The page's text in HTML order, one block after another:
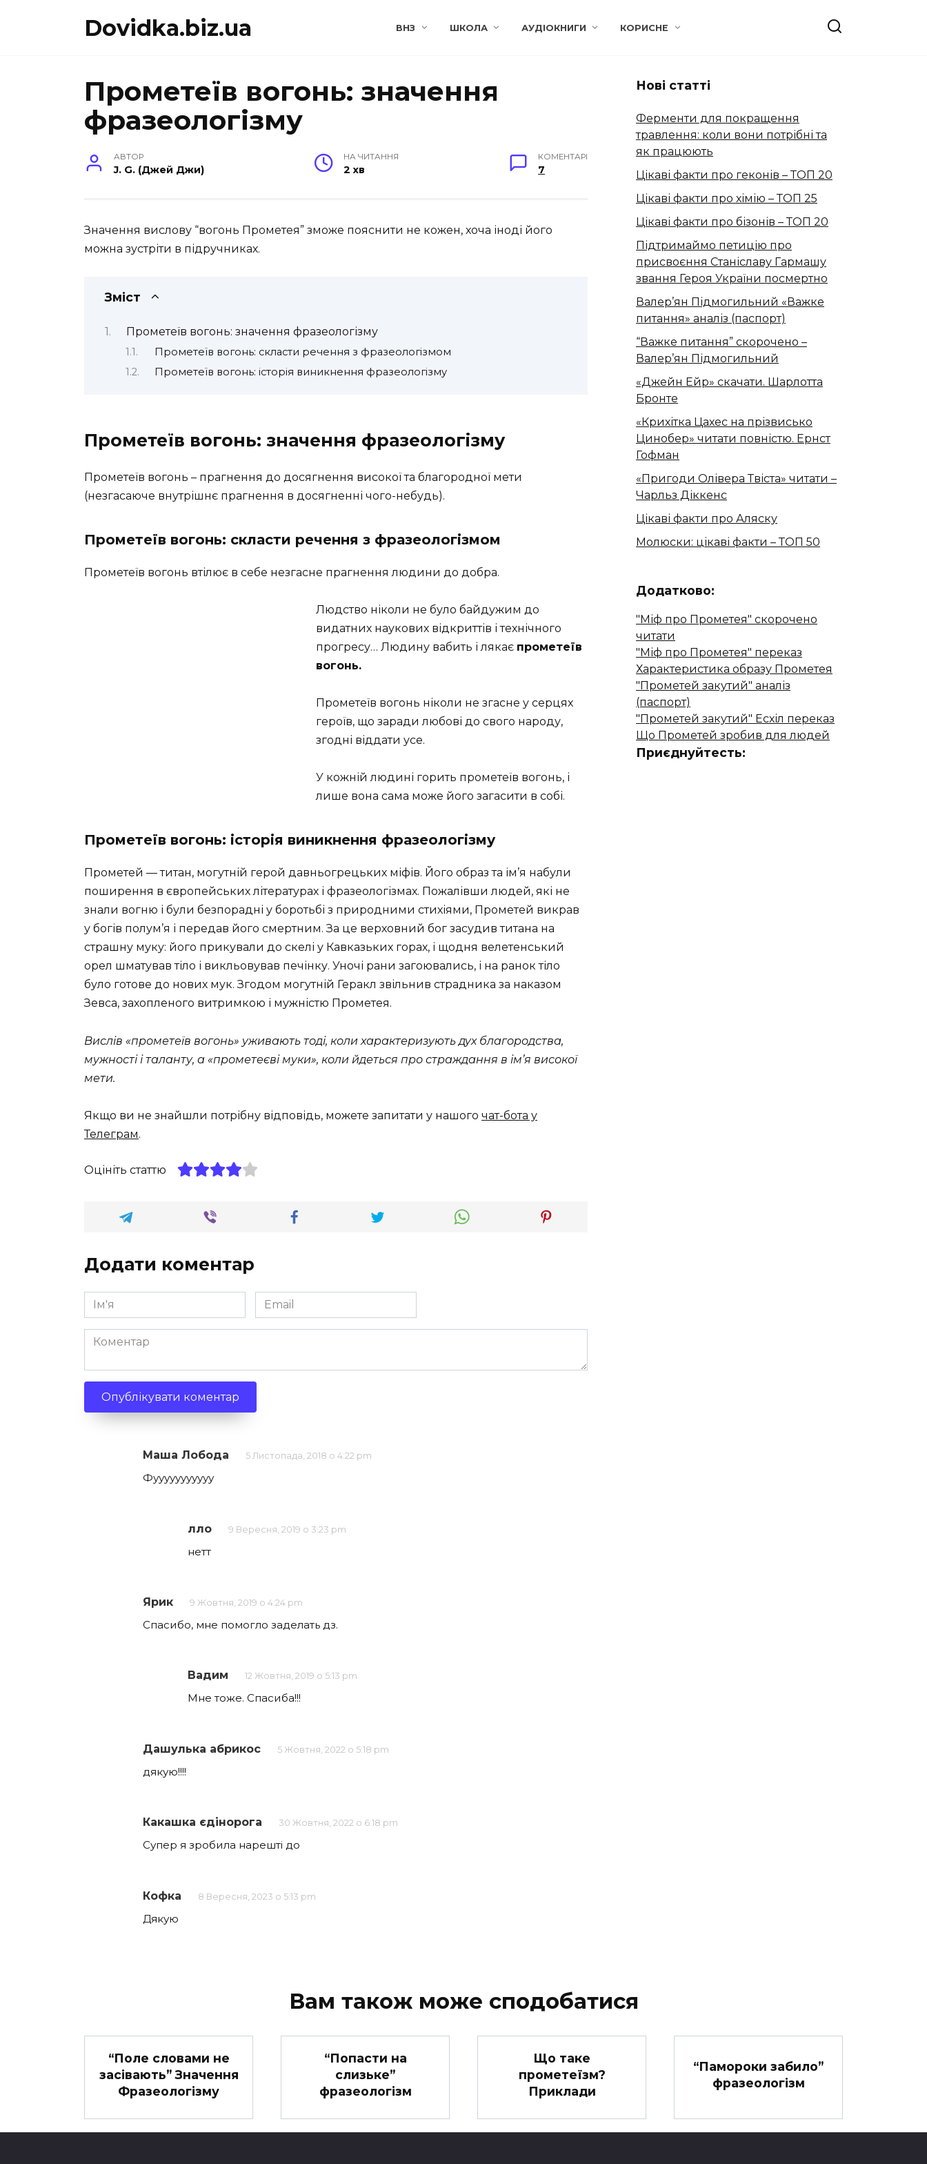
Dovidka.biz.ua ВНЗ ШКОЛА АУДІОКНИГИ КОРИСНЕ
Прометеїв вогонь: значення
фразеологізму
АВТОР
J. G. (Джей Джи)
НА ЧИТАННЯ
2 хв
КОМЕНТАРІ
7
Значення вислову “вогонь Прометея” зможе пояснити не кожен, хоча іноді його
можна зустріти в підручниках.
Зміст
Прометеїв вогонь: значення фразеологізму
Прометеїв вогонь: скласти речення з фразеологізмом
Прометеїв вогонь: історія виникнення фразеологізму
Прометеїв вогонь: значення фразеологізму
Прометеїв вогонь – прагнення до досягнення високої та благородної мети
(незгасаюче внутрішнє прагнення в досягненні чого-небудь).
Прометеїв вогонь: скласти речення з фразеологізмом
Прометеїв вогонь втілює в себе незгасне прагнення людини до добра.
Людство ніколи не було байдужим до
видатних наукових відкриттів і технічного
прогресу… Людину вабить і лякає прометеїв
вогонь.
Прометеїв вогонь ніколи не згасне у серцях
героїв, що заради любові до свого народу,
згодні віддати усе.
У кожній людині горить прометеїв вогонь, і
лише вона сама може його загасити в собі.
Прометеїв вогонь: історія виникнення фразеологізму
Прометей — титан, могутній герой давньогрецьких міфів. Його образ та ім’я набули
поширення в європейських літературах і фразеологізмах. Пожалівши людей, які не
знали вогню і були безпорадні у боротьбі з природними стихіями, Прометей викрав
у богів полум’я і передав його смертним. За це верховний бог засудив титана на
страшну муку: його прикували до скелі у Кавказьких горах, і щодня велетенський
орел шматував тіло і викльовував печінку. Уночі рани загоювались, і на ранок тіло
було готове до нових мук. Згодом могутній Геракл звільнив страдника за наказом
Зевса, захопленого витримкою і мужністю Прометея.
Вислів «прометеїв вогонь» уживають тоді, коли характеризують дух благородства,
мужності і таланту, а «прометеєві муки», коли йдеться про страждання в ім’я високої
мети.
Якщо ви не знайшли потрібну відповідь, можете запитати у нашого чат-бота у
Телеграм.
Оцініть статтю
Додати коментар
Ім'я
*
Email
*
Коментар
Маша Лобода 5 Листопада, 2018 о 4:22 pm
Фууууууууууу
лло 9 Вересня, 2019 о 3:23 pm
нетт
Ярик 9 Жовтня, 2019 о 4:24 pm
Спасибо, мне помогло заделать дз.
Вадим 12 Жовтня, 2019 о 5:13 pm
Мне тоже. Спасиба!!!
Дашулька абрикос 5 Жовтня, 2022 о 5:18 pm
дякую!!!!
Какашка єдінорога 30 Жовтня, 2022 о 6:18 pm
Супер я зробила нарешті до
Кофка 8 Вересня, 2023 о 5:13 pm
Дякую
Нові статті
Ферменти для покращення
травлення: коли вони потрібні та
як працюють
Цікаві факти про геконів – ТОП 20
Цікаві факти про хімію – ТОП 25
Цікаві факти про бізонів – ТОП 20
Підтримаймо петицію про
присвоєння Станіславу Гармашу
звання Героя України посмертно
Валер’ян Підмогильний «Важке
питання» аналіз (паспорт)
“Важке питання” скорочено –
Валер’ян Підмогильний
«Джейн Ейр» скачати. Шарлотта
Бронте
«Крихітка Цахес на прізвисько
Цинобер» читати повністю. Ернст
Гофман
«Пригоди Олівера Твіста» читати –
Чарльз Діккенс
Цікаві факти про Аляску
Молюски: цікаві факти – ТОП 50
Додатково:
"Міф про Прометея" скорочено
читати
"Міф про Прометея" переказ
Характеристика образу Прометея
"Прометей закутий" аналіз
(паспорт)
"Прометей закутий" Есхіл переказ
Що Прометей зробив для людей
Приєднуйтесть:
Вам також може сподобатися
“Поле словами не
засівають” Значення
Фразеологізму
“Попасти на
слизьке”
фразеологізм
Що таке
прометеїзм?
Приклади
“Памороки забило”
фразеологізм